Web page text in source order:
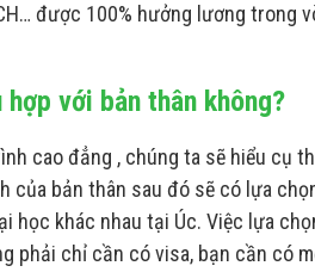
được 100% hưởng lương
với bản thân không?
cao đẳng , chúng ta sẽ hiểu cụ
của bản thân sau đó sẽ có lựa
học khác nhau tại Úc. Việc lựa
phải chỉ cần có visa, bạn cần có